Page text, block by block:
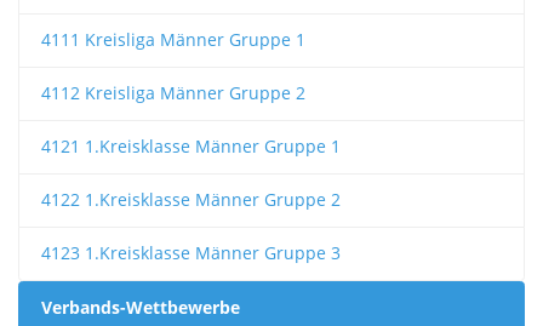
4111 Kreisliga Männer Gruppe 1
4112 Kreisliga Männer Gruppe 2
4121 1.Kreisklasse Männer Gruppe 1
4122 1.Kreisklasse Männer Gruppe 2
4123 1.Kreisklasse Männer Gruppe 3
Verbands-Wettbewerbe